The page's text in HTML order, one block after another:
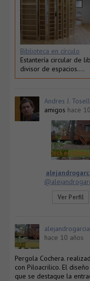
Biblioteca en círculo
Estantería circular de
divisor de espacios….
Andres J.
amigos hace
Ver Perfil
alejandrogarcia
hace 10 años
Pergola Cochera.
con Piloacrilico. El
que se destaque la